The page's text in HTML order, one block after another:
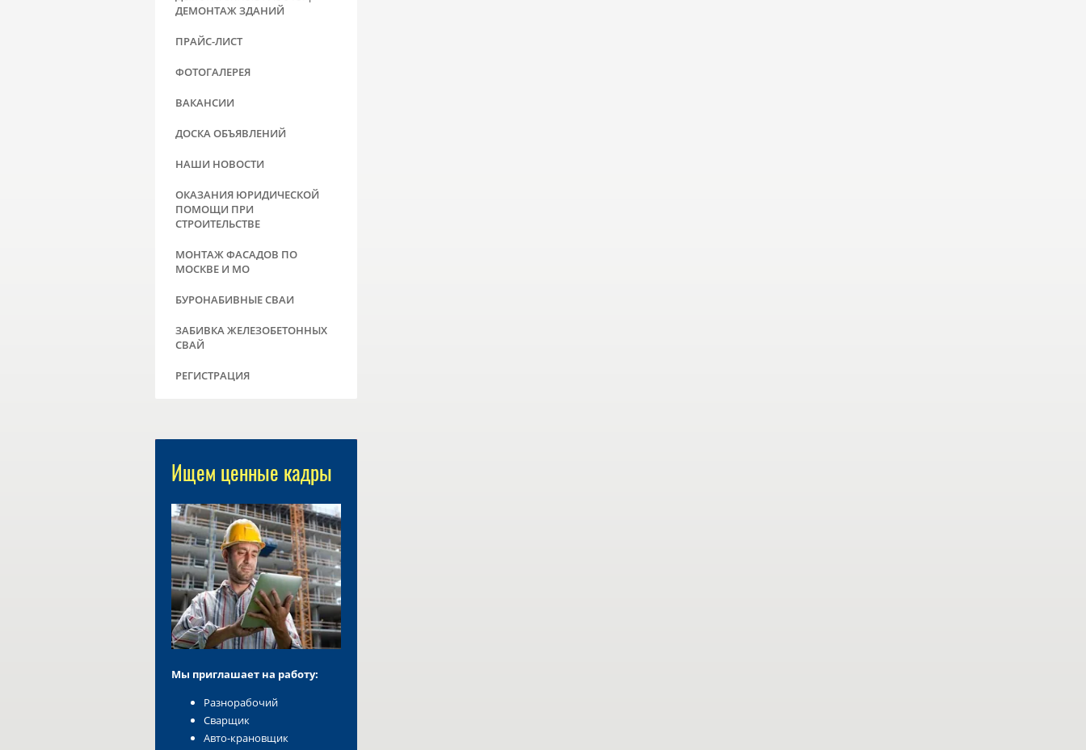
ДЕМОНТАЖ ЗДАНИЙ
ПРАЙС-ЛИСТ
ФОТОГАЛЕРЕЯ
ВАКАНСИИ
ДОСКА ОБЪЯВЛЕНИЙ
НАШИ НОВОСТИ
ОКАЗАНИЯ ЮРИДИЧЕСКОЙ
ПОМОЩИ ПРИ
СТРОИТЕЛЬСТВЕ
МОНТАЖ ФАСАДОВ ПО
МОСКВЕ И МО
БУРОНАБИВНЫЕ СВАИ
ЗАБИВКА ЖЕЛЕЗОБЕТОННЫХ
СВАЙ
РЕГИСТРАЦИЯ
Ищем ценные кадры
Мы приглашает на работу:
Разнорабочий
Сварщик
Авто-крановщик